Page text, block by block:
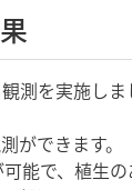
測を実施しま
ができます。
能で、植生